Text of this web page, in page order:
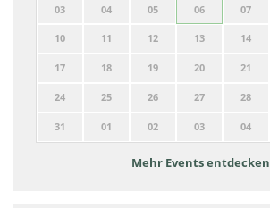
03 04 05 06 07
10 11 12 13 14
17 18 19 20 21
24 25 26 27 28
31 01 02 03 04
Mehr Events entdecken